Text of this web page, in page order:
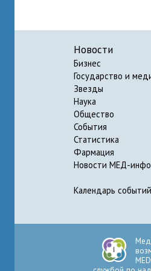
Новости
Бизнес
Государство и
Звезды
Наука
Общество
События
Статистика
Фармация
Новости МЕД-инфо
Календарь событий